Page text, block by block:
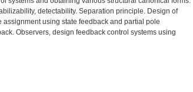
detectability. Separation principle. Design of
assignment using state feedback and partial pole
Observers, design feedback control systems using